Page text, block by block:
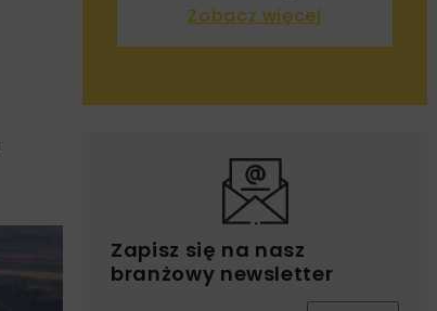
Zobacz więcej
Zapisz się na nasz
branżowy newsletter